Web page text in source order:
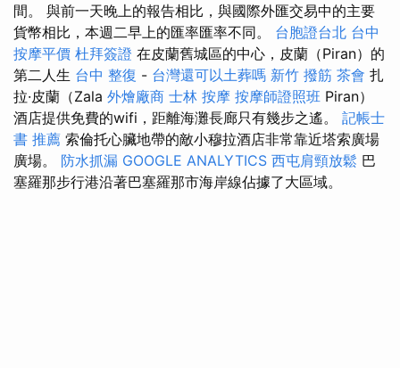
間。 與前一天晚上的報告相比，與國際外匯交易中的主要
貨幣相比，本週二早上的匯率匯率不同。 台胞證台北 台中
按摩平價 杜拜簽證 在皮蘭舊城區的中心，皮蘭（Piran）的
第二人生 台中 整復 - 台灣還可以土葬嗎 新竹 撥筋 茶會 扎
拉·皮蘭（Zala 外燴廠商 士林 按摩 按摩師證照班 Piran）
酒店提供免費的wifi，距離海灘長廊只有幾步之遙。 記帳士
書 推薦 索倫托心臟地帶的敵小穆拉酒店非常靠近塔索廣場
廣場。 防水抓漏 GOOGLE ANALYTICS 西屯肩頸放鬆 巴
塞羅那步行港沿著巴塞羅那市海岸線佔據了大區域。